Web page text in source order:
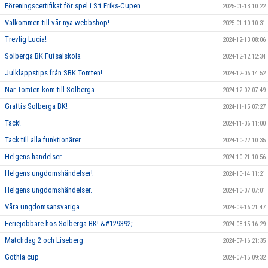
Föreningscertifikat för spel i S:t Eriks-Cupen 2025-01-13 10:22
Välkommen till vår nya webbshop! 2025-01-10 10:31
Trevlig Lucia! 2024-12-13 08:06
Solberga BK Futsalskola 2024-12-12 12:34
Julklappstips från SBK Tomten! 2024-12-06 14:52
När Tomten kom till Solberga 2024-12-02 07:49
Grattis Solberga BK! 2024-11-15 07:27
Tack! 2024-11-06 11:00
Tack till alla funktionärer 2024-10-22 10:35
Helgens händelser 2024-10-21 10:56
Helgens ungdomshändelser! 2024-10-14 11:21
Helgens ungdomshändelser. 2024-10-07 07:01
Våra ungdomsansvariga 2024-09-16 21:47
Feriejobbare hos Solberga BK! &#129392; 2024-08-15 16:29
Matchdag 2 och Liseberg 2024-07-16 21:35
Gothia cup 2024-07-15 09:32